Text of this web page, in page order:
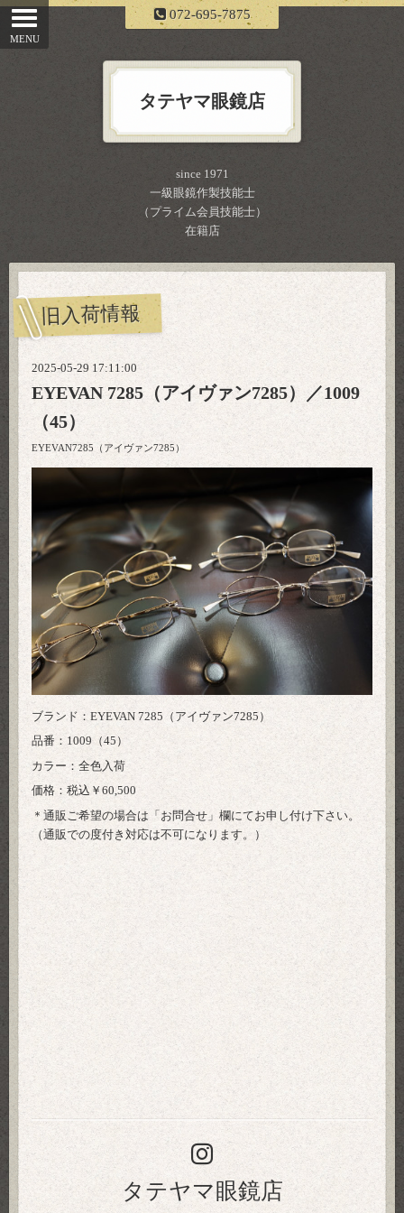
072-695-7875
タテヤマ眼鏡店
since 1971
一級眼鏡作製技能士
（プライム会員技能士）
在籍店
旧入荷情報
2025-05-29 17:11:00
EYEVAN 7285（アイヴァン7285）／1009
（45）
EYEVAN7285（アイヴァン7285）
ブランド：EYEVAN 7285（アイヴァン7285）
品番：1009（45）
カラー：全色入荷
価格：税込￥60,500
＊通販ご希望の場合は「 お問合せ 」欄にてお申し付け下さい。
（通販での度付き対応は不可になります。）
タテヤマ眼鏡店